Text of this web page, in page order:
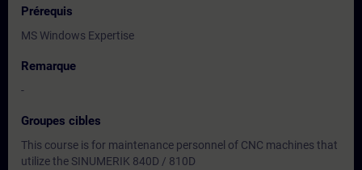
Prérequis
MS Windows Expertise
Remarque
-
Groupes cibles
This course is for maintenance personnel of CNC machines that
utilize the SINUMERIK 840D / 810D